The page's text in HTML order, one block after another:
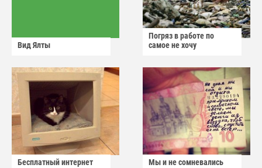
Вид Ялты
Погряз в работе по
самое не хочу
Бесплатный интернет Мы и не сомневались